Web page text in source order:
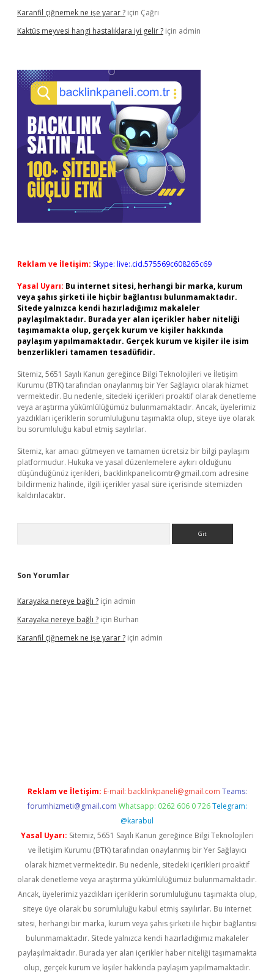
Karanfil çiğnemek ne işe yarar ? için Çağrı
Kaktüs meyvesi hangi hastalıklara iyi gelir ? için admin
Reklam ve İletişim: Skype: live:.cid.575569c608265c69
Yasal Uyarı: Bu internet sitesi, herhangi bir marka, kurum
veya şahıs şirketi ile hiçbir bağlantısı bulunmamaktadır.
Sitede yalnızca kendi hazırladığımız makaleler
paylaşılmaktadır. Burada yer alan içerikler haber niteliği
taşımamakta olup, gerçek kurum ve kişiler hakkında
paylaşım yapılmamaktadır. Gerçek kurum ve kişiler ile isim
benzerlikleri tamamen tesadüfidir.
Sitemiz, 5651 Sayılı Kanun gereğince Bilgi Teknolojileri ve İletişim
Kurumu (BTK) tarafından onaylanmış bir Yer Sağlayıcı olarak hizmet
vermektedir. Bu nedenle, sitedeki içerikleri proaktif olarak denetleme
veya araştırma yükümlülüğümüz bulunmamaktadır. Ancak, üyelerimiz
yazdıkları içeriklerin sorumluluğunu taşımakta olup, siteye üye olarak
bu sorumluluğu kabul etmiş sayılırlar.
Sitemiz, kar amacı gütmeyen ve tamamen ücretsiz bir bilgi paylaşım
platformudur. Hukuka ve yasal düzenlemelere aykırı olduğunu
düşündüğünüz içerikleri, backlinkpanelicomtr@gmail.com adresine
bildirmeniz halinde, ilgili içerikler yasal süre içerisinde sitemizden
kaldırılacaktır.
Son Yorumlar
Karayaka nereye bağlı ? için admin
Karayaka nereye bağlı ? için Burhan
Karanfil çiğnemek ne işe yarar ? için admin
Reklam ve İletişim: E-mail: backlinkpaneli@gmail.com Teams:
forumhizmeti@gmail.com Whatsapp: 0262 606 0 726 Telegram:
@karabul
Yasal Uyarı: Sitemiz, 5651 Sayılı Kanun gereğince Bilgi Teknolojileri
ve İletişim Kurumu (BTK) tarafından onaylanmış bir Yer Sağlayıcı
olarak hizmet vermektedir. Bu nedenle, sitedeki içerikleri proaktif
olarak denetleme veya araştırma yükümlülüğümüz bulunmamaktadır.
Ancak, üyelerimiz yazdıkları içeriklerin sorumluluğunu taşımakta olup,
siteye üye olarak bu sorumluluğu kabul etmiş sayılırlar. Bu internet
sitesi, herhangi bir marka, kurum veya şahıs şirketi ile hiçbir bağlantısı
bulunmamaktadır. Sitede yalnızca kendi hazırladığımız makaleler
paylaşılmaktadır. Burada yer alan içerikler haber niteliği taşımamakta
olup, gerçek kurum ve kişiler hakkında paylaşım yapılmamaktadır.